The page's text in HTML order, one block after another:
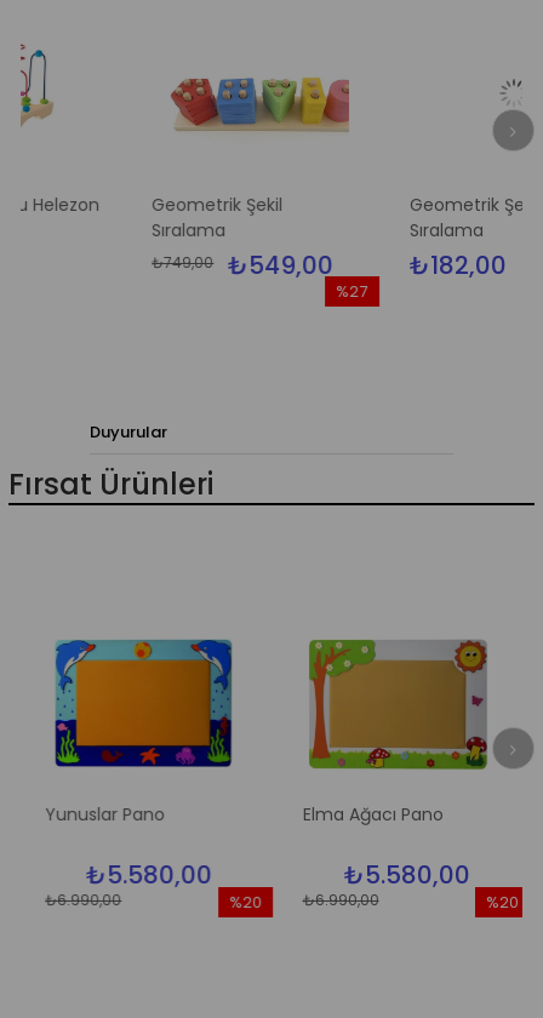
Geometrik Şekil
Sıralama
₺549,00
₺749,00
Geometrik Şekil
Sıralama
₺182,00
Duyurular
Fırsat Ürünleri
Yunuslar Pano
₺5.580,00
₺6.990,00
%20
Elma Ağacı Pano
₺5.580,00
₺6.990,00
%20